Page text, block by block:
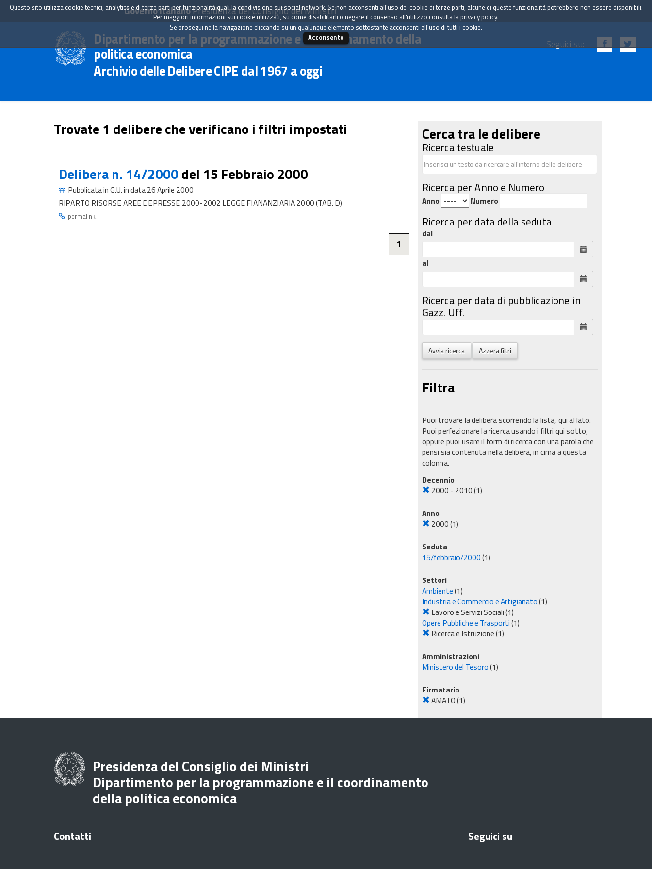
Governo ItalianoPresidenza del Consiglio dei Ministri
Dipartimento per la programmazione e il coordinamento della
politica economica
Archivio delle Delibere CIPE dal 1967 a oggi
Seguici su:
Trovate 1 delibere che verificano i filtri impostati
Delibera n. 14/2000del 15 Febbraio 2000
Pubblicata in G.U. in data 26 Aprile 2000
RIPARTO RISORSE AREE DEPRESSE 2000-2002 LEGGE FIANANZIARIA 2000 (TAB. D)
permalink.
1
Cerca tra le delibere
Ricerca testuale
Ricerca per Anno e Numero
Anno Numero
Ricerca per data della seduta
dal
al
Ricerca per data di pubblicazione in
Gazz. Uff.
Avvia ricerca Azzera filtri
Filtra
Puoi trovare la delibera scorrendo la lista, qui al lato.
Puoi perfezionare la ricerca usando i filtri qui sotto,
oppure puoi usare il form di ricerca con una parola che
pensi sia contenuta nella delibera, in cima a questa
colonna.
Decennio
2000 - 2010(1)
Anno
2000(1)
Seduta
15/febbraio/2000(1)
Settori
Ambiente(1)
Industria e Commercio e Artigianato(1)
Lavoro e Servizi Sociali(1)
Opere Pubbliche e Trasporti(1)
Ricerca e Istruzione(1)
Amministrazioni
Ministero del Tesoro(1)
Firmatario
AMATO(1)
Questo sito utilizza cookie tecnici, analytics e di terze parti per funzionalità quali la condivisione sui social network. Se non acconsenti all'uso dei cookie di terze parti, alcune di queste funzionalità potrebbero non essere disponibili.
Per maggiori informazioni sui cookie utilizzati, su come disabilitarli o negare il consenso all'utilizzo consulta la privacy policy.
Se prosegui nella navigazione cliccando su un qualunque elemento sottostante acconsenti all'uso di tutti i cookie.
Acconsento
Presidenza del Consiglio dei Ministri
Dipartimento per la programmazione e il coordinamento
della politica economica
Contatti Seguici su